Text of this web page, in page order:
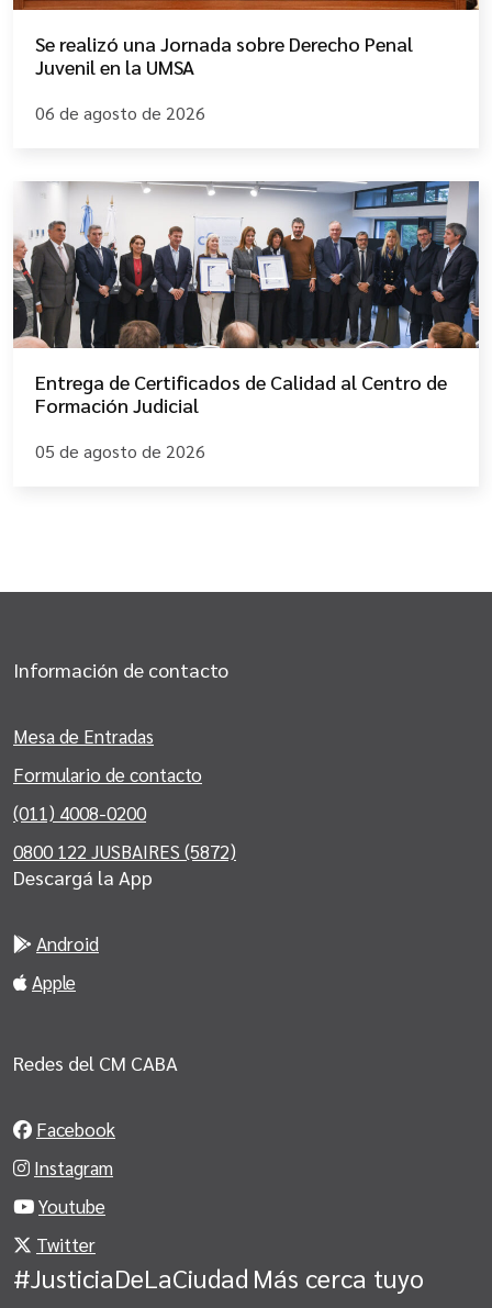
Se realizó una Jornada sobre Derecho Penal
Juvenil en la UMSA
06 de agosto de 2026
Entrega de Certificados de Calidad al Centro de
Formación Judicial
05 de agosto de 2026
Información de contacto
Mesa de Entradas
Formulario de contacto
(011) 4008-0200
0800 122 JUSBAIRES (5872)
Descargá la App
Android
Apple
Redes del CM CABA
Facebook
Instagram
Youtube
Twitter
#JusticiaDeLaCiudad Más cerca tuyo